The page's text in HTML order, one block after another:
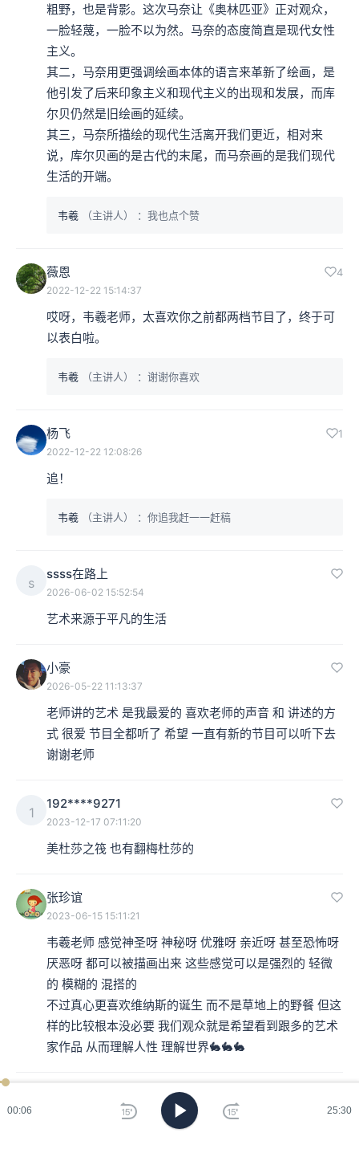
00:08 25:30
粗野，也是背影。这次马奈让《奥林匹亚》正对观众，
一脸轻蔑，一脸不以为然。马奈的态度简直是现代女性
主义。
其二，马奈用更强调绘画本体的语言来革新了绘画，是
他引发了后来印象主义和现代主义的出现和发展，而库
尔贝仍然是旧绘画的延续。
其三，马奈所描绘的现代生活离开我们更近，相对来
说，库尔贝画的是古代的末尾，而马奈画的是我们现代
生活的开端。
韦羲 （主讲人） ：我也点个赞
薇恩 4
2022-12-22 15:14:37
哎呀，韦羲老师，太喜欢你之前都两档节目了，终于可
以表白啦。
韦羲 （主讲人） ：谢谢你喜欢
杨飞 1
2022-12-22 12:08:26
追！
韦羲 （主讲人） ：你追我赶一一赶稿
s
ssss在路上
2026-06-02 15:52:54
艺术来源于平凡的生活
小豪
2026-05-22 11:13:37
老师讲的艺术 是我最爱的 喜欢老师的声音 和 讲述的方
式 很爱 节目全都听了 希望 一直有新的节目可以听下去
谢谢老师
1
192****9271
2023-12-17 07:11:20
美杜莎之筏 也有翻梅杜莎的
张珍谊
2023-06-15 15:11:21
韦羲老师 感觉神圣呀 神秘呀 优雅呀 亲近呀 甚至恐怖呀
厌恶呀 都可以被描画出来 这些感觉可以是强烈的 轻微
的 模糊的 混搭的
不过真心更喜欢维纳斯的诞生 而不是草地上的野餐 但这
样的比较根本没必要 我们观众就是希望看到跟多的艺术
家作品 从而理解人性 理解世界🐇🐇🐇
1
2023-05-15 13:25:05